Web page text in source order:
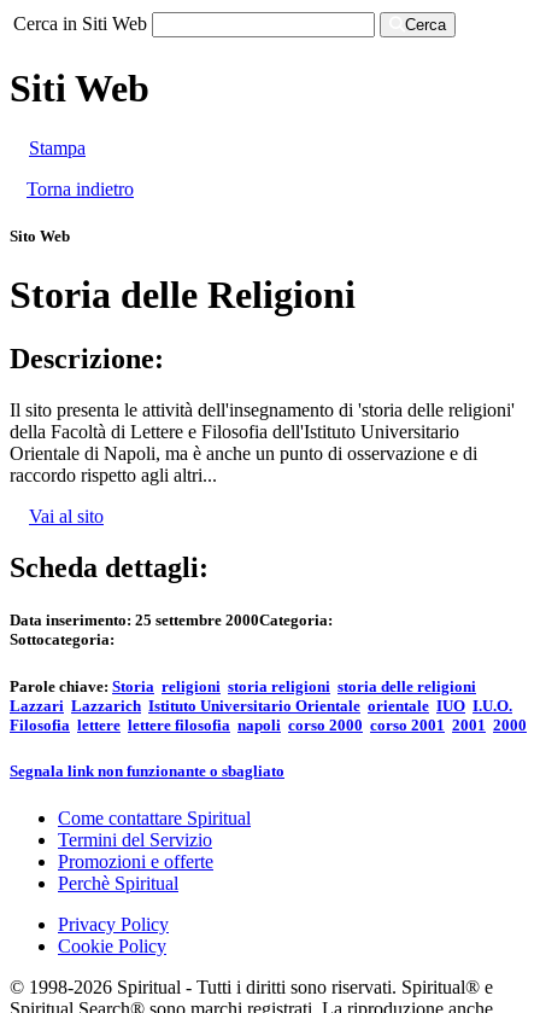
Cerca in Siti Web Cerca
Siti Web
Stampa
Torna indietro
Sito Web
Storia delle Religioni
Descrizione:
Il sito presenta le attività dell'insegnamento di 'storia delle religioni'
della Facoltà di Lettere e Filosofia dell'Istituto Universitario
Orientale di Napoli, ma è anche un punto di osservazione e di
raccordo rispetto agli altri...
Vai al sito
Scheda dettagli:
Data inserimento: 25 settembre 2000Categoria:
Sottocategoria:
Parole chiave: Storia religioni storia religioni storia delle religioni
Lazzari Lazzarich Istituto Universitario Orientale orientale IUO I.U.O.
Filosofia lettere lettere filosofia napoli corso 2000 corso 2001 2001 2000
Segnala link non funzionante o sbagliato
Come contattare Spiritual
Termini del Servizio
Promozioni e offerte
Perchè Spiritual
Privacy Policy
Cookie Policy
© 1998-2026 Spiritual - Tutti i diritti sono riservati. Spiritual® e
Spiritual Search® sono marchi registrati. La riproduzione anche